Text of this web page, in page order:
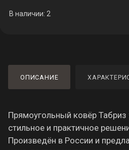
В наличии: 2
ОПИСАНИЕ
Прямоугольный ковёр
стильное и практичное
Произведён в России и